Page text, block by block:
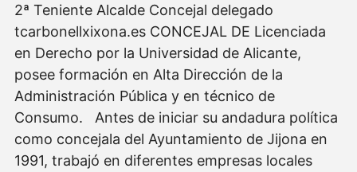
2ª Teniente Alcalde Concejal delegado
tcarbonellxixona.es CONCEJAL DE Licenciada
en Derecho por la Universidad de Alicante,
posee formación en Alta Dirección de la
Administración Pública y en técnico de
Consumo. Antes de iniciar su andadura política
como concejala del Ayuntamiento de Jijona en
1991, trabajó en diferentes empresas locales